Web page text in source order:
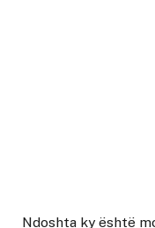
Ndoshta ky është